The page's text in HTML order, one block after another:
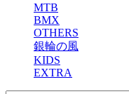
MTB
BMX
OTHERS
銀輪の風
KIDS
EXTRA